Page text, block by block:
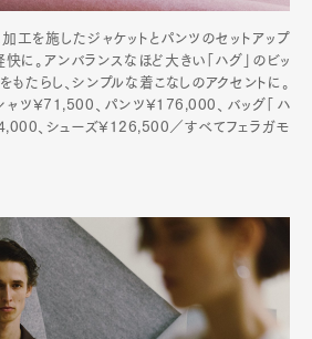
加工を施したジャケットとパンツのセットアップ
に。アンバランスなほど大きい「ハグ」のビッ
たらし、シンプルな着こなしのアクセントに。
ャツ¥71,500、パンツ¥176,000、バッグ「ハ
、シューズ¥126,500／すべてフェラガモ